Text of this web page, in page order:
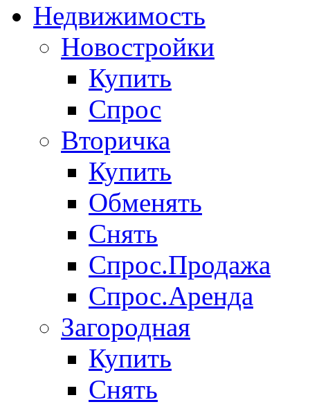
Недвижимость
Новостройки
Купить
Спрос
Вторичка
Купить
Обменять
Снять
Спрос.Продажа
Спрос.Аренда
Загородная
Купить
Снять